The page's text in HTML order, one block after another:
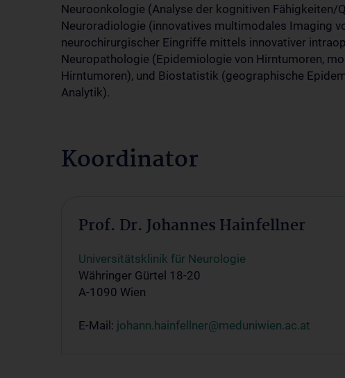
Neuroonkologie (Analyse der kognitiven
Neuroradiologie (innovatives multimodales Imaging
neurochirurgischer Eingriffe mittels innovativer
Neuropathologie (Epidemiologie von Hirntumoren,
Hirntumoren), und Biostatistik (geographische
Analytik).
Koordinator
Prof. Dr. Johannes Hainfellner
Universitätsklinik für Neurologie
Währinger Gürtel 18-20
A-1090 Wien
E-Mail: johann.hainfellner@meduniwien.ac.at